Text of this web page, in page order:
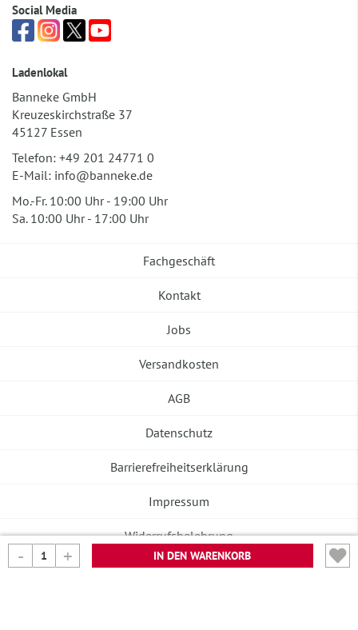
IN DEN WARENKORB
Social Media
Ladenlokal
Banneke GmbH
Kreuzeskirchstraße 37
45127 Essen
Telefon: +49 201 24771 0
E-Mail: info@banneke.de
Mo.-Fr. 10:00 Uhr - 19:00 Uhr
Sa. 10:00 Uhr - 17:00 Uhr
Fachgeschäft
Kontakt
Jobs
Versandkosten
AGB
Datenschutz
Barrierefreiheitserklärung
Impressum
Widerrufsbelehrung
Vertrag widerrufen